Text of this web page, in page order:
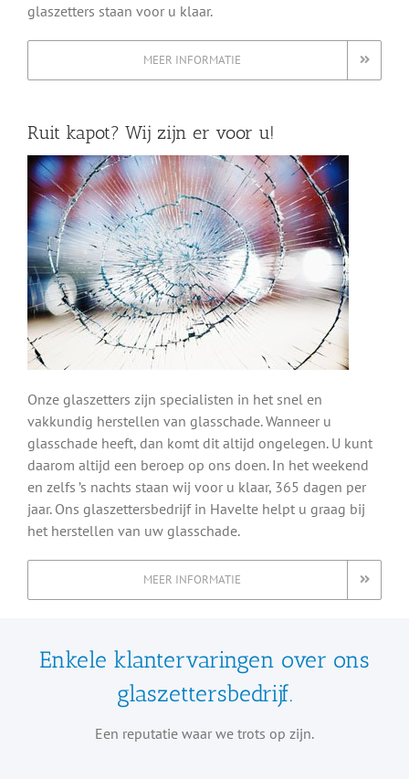
glaszetters staan voor u klaar.
MEER INFORMATIE
Ruit kapot? Wij zijn er voor u!
Onze glaszetters zijn specialisten in het snel en
vakkundig herstellen van glasschade. Wanneer u
glasschade heeft, dan komt dit altijd ongelegen. U kunt
daarom altijd een beroep op ons doen. In het weekend
en zelfs ’s nachts staan wij voor u klaar, 365 dagen per
jaar. Ons glaszettersbedrijf in Havelte helpt u graag bij
het herstellen van uw glasschade.
MEER INFORMATIE
Enkele klantervaringen over ons
glaszettersbedrijf.
Een reputatie waar we trots op zijn.